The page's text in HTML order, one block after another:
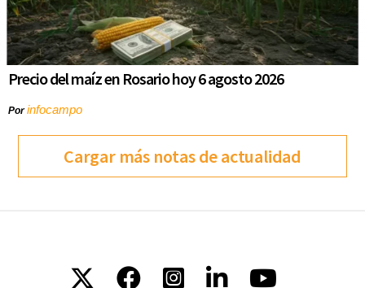
Precio del maíz en Rosario hoy 6 agosto 2026
Porinfocampo
Cargar más notas de actualidad